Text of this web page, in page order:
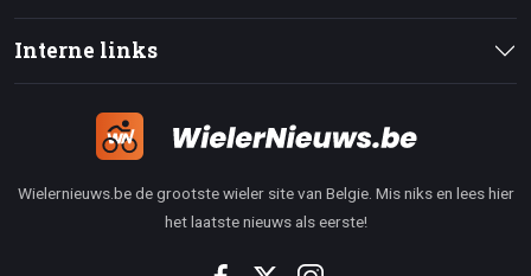
Interne links
Wielernieuws.be de grootste wieler site van Belgie. Mis niks en lees hier
het laatste nieuws als eerste!